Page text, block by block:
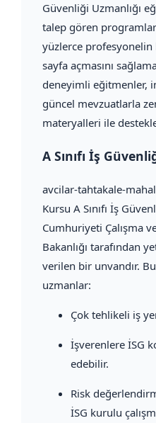
Güvenliği Uzmanlığı
talep gören
yüzlerce
sayfa açmasını
deneyimli eğitmenler,
güncel mevzuatlarla
materyalleri ile
A Sınıfı İş
avcilar-tahtakale-
Kursu A Sınıfı İş
Cumhuriyeti Çalışma
Bakanlığı tarafından
verilen bir unvandır.
uzmanlar:
Çok tehlikeli iş
İşverenlere İSG
edebilir.
Risk
İSG kurulu